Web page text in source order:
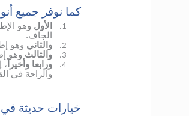
كما نوفر جميع
1. الأول وهو
الجاف.
2. والثاني وهو
3. والثالث وهو
4. ورابعا وأخيراً ،
والراحة في
خيارات حديثة في